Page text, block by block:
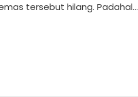
tersebut hilang. Padahal…